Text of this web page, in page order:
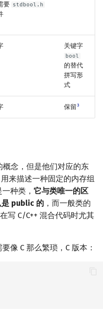
要 stdbool.h
关键字
bool
的替代
拼写形
式
保留 3
概念，但是他们对应的东
来描述一种固定的内存组
种类， 它与类唯一的区
是 public 的 ，而一般类的
写 C/C++ 混合代码时尤其
像 C 那么繁琐，C 版本：